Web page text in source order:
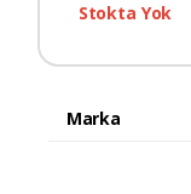
Stokta Yok
Marka